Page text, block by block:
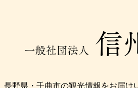
長野県・千曲市の観光情報をお届け